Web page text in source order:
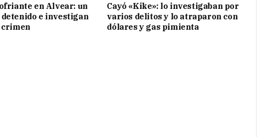
en Alvear: un
e investigan
crimen
Cayó «Kike»: lo investigaban por
varios delitos y lo atraparon con
dólares y gas pimienta